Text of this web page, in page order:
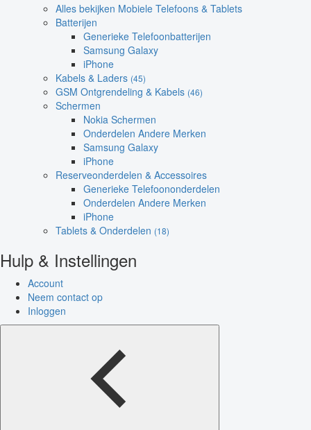
Alles bekijken Mobiele Telefoons & Tablets
Batterijen
Generieke Telefoonbatterijen
Samsung Galaxy
iPhone
Kabels & Laders (45)
GSM Ontgrendeling & Kabels (46)
Schermen
Nokia Schermen
Onderdelen Andere Merken
Samsung Galaxy
iPhone
Reserveonderdelen & Accessoires
Generieke Telefoononderdelen
Onderdelen Andere Merken
iPhone
Tablets & Onderdelen (18)
Hulp & Instellingen
Account
Neem contact op
Inloggen